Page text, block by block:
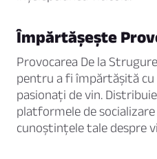
Împărtășește
Provocarea De la
pentru a fi împărtășită cu
pasionați de vin.
platformele de
cunoștințele tale despre